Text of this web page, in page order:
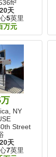
20天
5英里
万元
NY
Street
20天
7英里